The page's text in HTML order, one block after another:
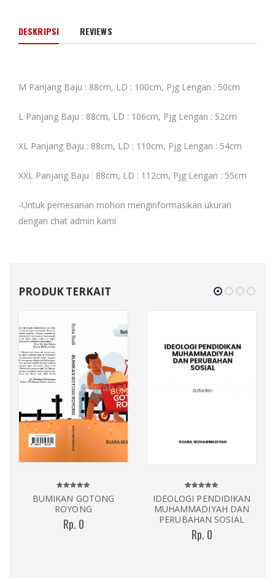
DESKRIPSI REVIEWS
M Panjang Baju : 88cm, LD : 100cm, Pjg Lengan : 50cm
L Panjang Baju : 88cm, LD : 106cm, Pjg Lengan : 52cm
XL Panjang Baju : 88cm, LD : 110cm, Pjg Lengan : 54cm
XXL Panjang Baju : 88cm, LD : 112cm, Pjg Lengan : 55cm
-Untuk pemesanan mohon menginformasikan ukuran
dengan chat admin kami
PRODUK TERKAIT
BUMIKAN GOTONG
ROYONG
Rp. 0
IDEOLOGI PENDIDIKAN
MUHAMMADIYAH DAN
PERUBAHAN SOSIAL
Rp. 0